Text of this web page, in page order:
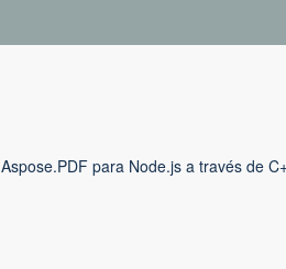
Aspose.PDF para Node.js a través de